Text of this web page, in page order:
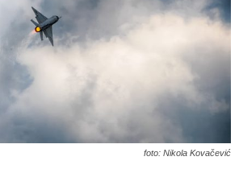
foto: Nikola Kovačević